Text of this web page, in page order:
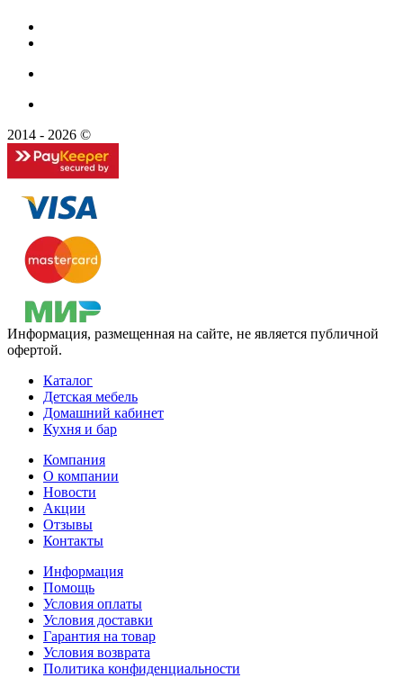
2014 - 2026 ©
Информация, размещенная на сайте, не является публичной
офертой.
Каталог
Детская мебель
Домашний кабинет
Кухня и бар
Компания
О компании
Новости
Акции
Отзывы
Контакты
Информация
Помощь
Условия оплаты
Условия доставки
Гарантия на товар
Условия возврата
Политика конфиденциальности